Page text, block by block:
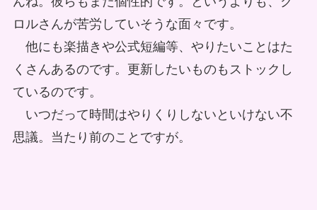
ロルさんが苦労していそうな面々です。
他にも楽描きや公式短編等、やりたいことはた
くさんあるのです。更新したいものもストックし
ているのです。
いつだって時間はやりくりしないといけない不
思議。当たり前のことですが。